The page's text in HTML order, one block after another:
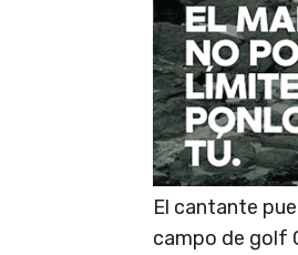
El cantante
campo de golf